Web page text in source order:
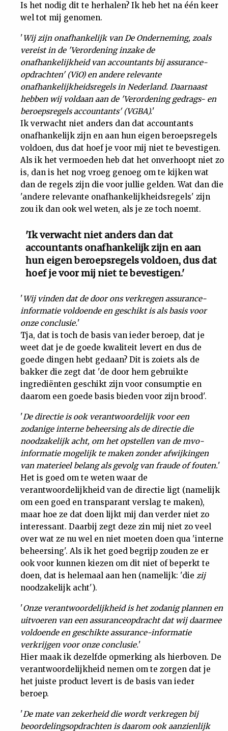
Is het nodig dit te herhalen? Ik heb het na één keer
wel tot mij genomen.
'Wij zijn onafhankelijk van De Onderneming, zoals
vereist in de 'Verordening inzake de
onafhankelijkheid van accountants bij assurance-
opdrachten' (ViO) en andere relevante
onafhankelijkheidsregels in Nederland. Daarnaast
hebben wij voldaan aan de 'Verordening gedrags- en
beroepsregels accountants' (VGBA).'
Ik verwacht niet anders dan dat accountants
onafhankelijk zijn en aan hun eigen beroepsregels
voldoen, dus dat hoef je voor mij niet te bevestigen.
Als ik het vermoeden heb dat het onverhoopt niet zo
is, dan is het nog vroeg genoeg om te kijken wat
dan de regels zijn die voor jullie gelden. Wat dan die
'andere relevante onafhankelijkheidsregels' zijn
zou ik dan ook wel weten, als je ze toch noemt.
'Ik verwacht niet anders dan dat
accountants onafhankelijk zijn en aan
hun eigen beroepsregels voldoen, dus dat
hoef je voor mij niet te bevestigen.'
'Wij vinden dat de door ons verkregen assurance-
informatie voldoende en geschikt is als basis voor
onze conclusie.'
Tja, dat is toch de basis van ieder beroep, dat je
weet dat je de goede kwaliteit levert en dus de
goede dingen hebt gedaan? Dit is zoiets als de
bakker die zegt dat 'de door hem gebruikte
ingrediënten geschikt zijn voor consumptie en
daarom een goede basis bieden voor zijn brood'.
'De directie is ook verantwoordelijk voor een
zodanige interne beheersing als de directie die
noodzakelijk acht, om het opstellen van de mvo-
informatie mogelijk te maken zonder afwijkingen
van materieel belang als gevolg van fraude of fouten.'
Het is goed om te weten waar de
verantwoordelijkheid van de directie ligt (namelijk
om een goed en transparant verslag te maken),
maar hoe ze dat doen lijkt mij dan verder niet zo
interessant. Daarbij zegt deze zin mij niet zo veel
over wat ze nu wel en niet moeten doen qua 'interne
beheersing'. Als ik het goed begrijp zouden ze er
ook voor kunnen kiezen om dit niet of beperkt te
doen, dat is helemaal aan hen (namelijk: 'die zij
noodzakelijk acht').
'Onze verantwoordelijkheid is het zodanig plannen en
uitvoeren van een assuranceopdracht dat wij daarmee
voldoende en geschikte assurance-informatie
verkrijgen voor onze conclusie.'
Hier maak ik dezelfde opmerking als hierboven. De
verantwoordelijkheid nemen om te zorgen dat je
het juiste product levert is de basis van ieder
beroep.
'De mate van zekerheid die wordt verkregen bij
beoordelingsopdrachten is daarom ook aanzienlijk